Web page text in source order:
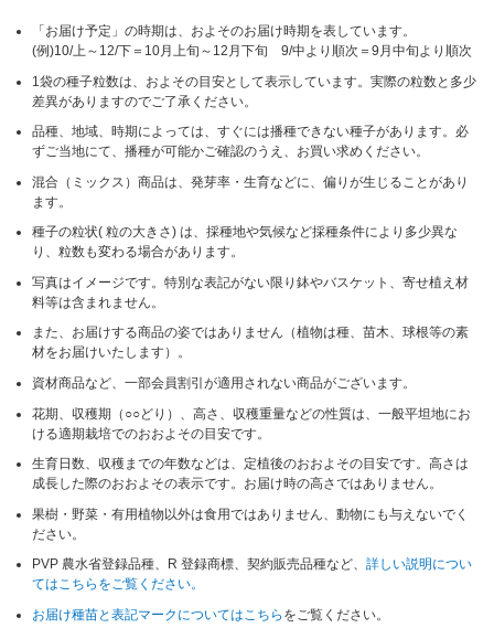
「お届け予定」の時期は、およそのお届け時期を表しています。
(例)10/上～12/下＝10月上旬～12月下旬 9/中より順次＝9月中旬より順次
1袋の種子粒数は、およその目安として表示しています。実際の粒数と多少
差異がありますのでご了承ください。
品種、地域、時期によっては、すぐには播種できない種子があります。必
ずご当地にて、播種が可能かご確認のうえ、お買い求めください。
混合（ミックス）商品は、発芽率・生育などに、偏りが生じることがあり
ます。
種子の粒状( 粒の大きさ) は、採種地や気候など採種条件により多少異な
り、粒数も変わる場合があります。
写真はイメージです。特別な表記がない限り鉢やバスケット、寄せ植え材
料等は含まれません。
また、お届けする商品の姿ではありません（植物は種、苗木、球根等の素
材をお届けいたします）。
資材商品など、一部会員割引が適用されない商品がございます。
花期、収穫期（○○どり）、高さ、収穫重量などの性質は、一般平坦地にお
ける適期栽培でのおおよその目安です。
生育日数、収穫までの年数などは、定植後のおおよその目安です。高さは
成長した際のおおよその表示です。お届け時の高さではありません。
果樹・野菜・有用植物以外は食用ではありません、動物にも与えないでく
ださい。
PVP 農水省登録品種、R 登録商標、契約販売品種など、詳しい説明につい
てはこちらをご覧ください。
お届け種苗と表記マークについてはこちら をご覧ください。